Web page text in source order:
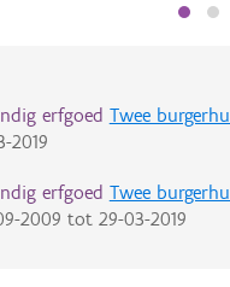
erfgoed Twee
2019
erfgoed Twee
2009 tot 29-03-2019